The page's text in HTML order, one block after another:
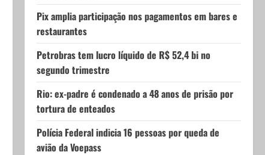
Pix amplia participação nos pagamentos em bares e
restaurantes
Petrobras tem lucro líquido de R$ 52,4 bi no
segundo trimestre
Rio: ex-padre é condenado a 48 anos de prisão por
tortura de enteados
Polícia Federal indicia 16 pessoas por queda de
avião da Voepass